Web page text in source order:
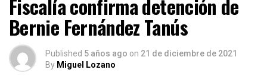
Fiscalía confirma detención de
Bernie Fernández Tanús
Published 5 años ago on 21 de diciembre de 2021
By Miguel Lozano